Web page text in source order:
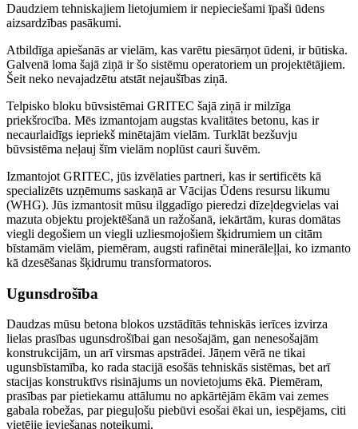
Daudziem tehniskajiem lietojumiem ir nepieciešami īpaši ūdens
aizsardzības pasākumi.
Atbildīga apiešanās ar vielām, kas varētu piesārņot ūdeni, ir būtiska.
Galvenā loma šajā ziņā ir šo sistēmu operatoriem un projektētājiem.
Šeit neko nevajadzētu atstāt nejaušības ziņā.
Telpisko bloku būvsistēmai GRITEC šajā ziņā ir milzīga
priekšrocība. Mēs izmantojam augstas kvalitātes betonu, kas ir
necaurlaidīgs iepriekš minētajām vielām. Turklāt bezšuvju
būvsistēma neļauj šīm vielām noplūst cauri šuvēm.
Izmantojot GRITEC, jūs izvēlaties partneri, kas ir sertificēts kā
specializēts uzņēmums saskaņā ar Vācijas Ūdens resursu likumu
(WHG). Jūs izmantosit mūsu ilggadīgo pieredzi dīzeļdegvielas vai
mazuta objektu projektēšanā un ražošanā, iekārtām, kuras domātas
viegli degošiem un viegli uzliesmojošiem šķidrumiem un citām
bīstamām vielām, piemēram, augsti rafinētai minerāleļļai, ko izmanto
kā dzesēšanas šķidrumu transformatoros.
Ugunsdrošība
Daudzas mūsu betona blokos uzstādītās tehniskās ierīces izvirza
lielas prasības ugunsdrošībai gan nesošajām, gan nenesošajām
konstrukcijām, un arī virsmas apstrādei. Jāņem vērā ne tikai
ugunsbīstamība, ko rada stacijā esošās tehniskās sistēmas, bet arī
stacijas konstruktīvs risinājums un novietojums ēkā. Piemēram,
prasības par pietiekamu attālumu no apkārtējām ēkām vai zemes
gabala robežas, par pieguļošu piebūvi esošai ēkai un, iespējams, citi
vietējie ieviešanas noteikumi.